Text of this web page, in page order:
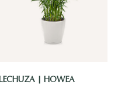
LECHUZA | HOWEA